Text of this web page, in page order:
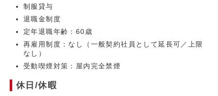
制服貸与
退職金制度
定年退職年齢：60歳
再雇用制度：なし（一般契約社員として延長可／上限
なし）
受動喫煙対策：屋内完全禁煙
休日/休暇